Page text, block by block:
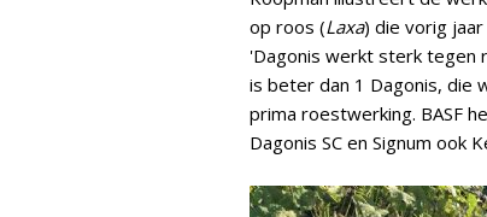
op roos (Laxa) die vorig jaar
'Dagonis werkt sterk tegen
is beter dan 1 Dagonis, die
prima roestwerking. BASF
Dagonis SC en Signum ook